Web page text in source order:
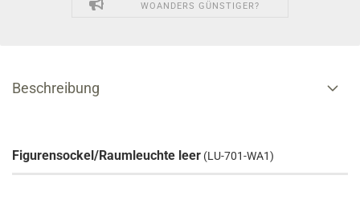
WOANDERS GÜNSTIGER?
Beschreibung
Figurensockel/Raumleuchte leer (LU-701-WA1)